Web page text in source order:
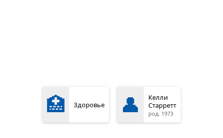
🏥 Здоровье 👤
Келли
Старретт
род. 1973